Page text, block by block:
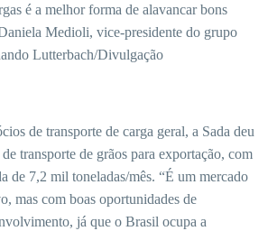
é a melhor forma de alavancar bons
Medioli, vice-presidente do grupo
Lutterbach/Divulgação
de transporte de carga geral, a Sada deu
transporte de grãos para exportação, com
de 7,2 mil toneladas/mês. “É um mercado
mas com boas oportunidades de
já que o Brasil ocupa a